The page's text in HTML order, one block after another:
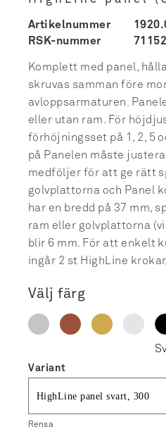
Artikelnummer
RSK-nummer
Komplett med panel,
skruvas samman före
avloppsarmaturen.
eller utan ram. För
förhöjningsset på 1, 2, 5
på Panelen måste
medföljer för att ge rätt
golvplattorna och Panel
har en bredd på 37 mm,
ram eller golvplattorna
blir 6 mm. För att enkelt
ingår 2 st HighLine
Välj färg
Variant
Rensa